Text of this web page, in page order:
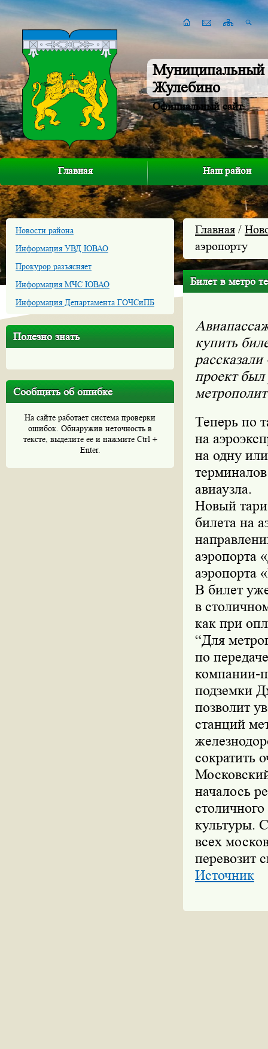
Муниципальный
Жулебино
Официальный сайт
Главная Наш район
Новости района
Информация УВД ЮВАО
Прокурор разъясняет
Информация МЧС ЮВАО
Информация Департамента ГОЧСиПБ
Полезно знать
Сообщить об ошибке
На сайте работает система проверки
ошибок. Обнаружив неточность в
тексте, выделите ее и нажмите Ctrl +
Enter.
Главная /
аэропорту
Билет в метро
купить
проект
Теперь по
на
на одну
авиаузла.
Новый
билета на
аэропорта
аэропорта
В билет
в
как при
“Для
по
компании-
подземки
позволит
станций
сократить
началось
культуры.
всех
перевозит
Источник